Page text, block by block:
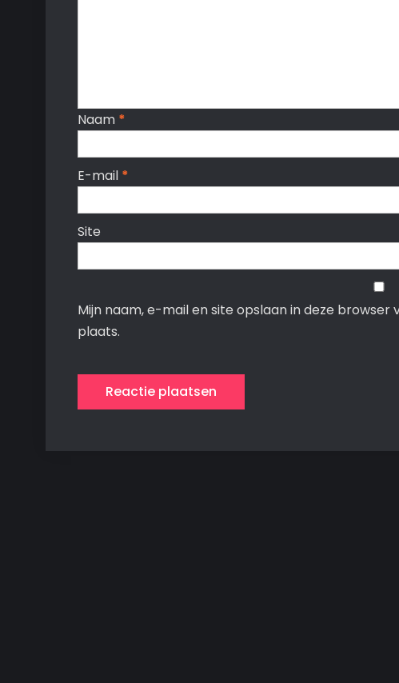
Naam *
E-mail *
Site
Mijn naam, e-mail en site opslaan in deze
plaats.